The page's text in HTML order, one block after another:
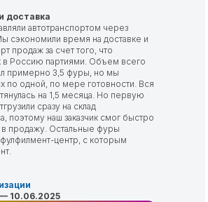
доставка
автотранспортом через
сэкономили время на доставке и
продаж за счет того, что
в Россию партиями. Объем всего
примерно 3,5 фуры, но мы
по одной, по мере готовности. Вся
на 1,5 месяца. Но первую
сразу на склад
поэтому наш заказчик смог быстро
в продажу. Остальные фуры
центр, с которым
10.06.2025